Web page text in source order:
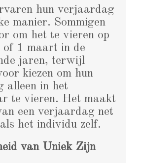
hun verjaardag
manier. Sommigen
om het te vieren op
1 maart in de
jaren, terwijl
kiezen om hun
alleen in het
te vieren. Het maakt
een verjaardag net
het individu zelf.
van Uniek Zijn